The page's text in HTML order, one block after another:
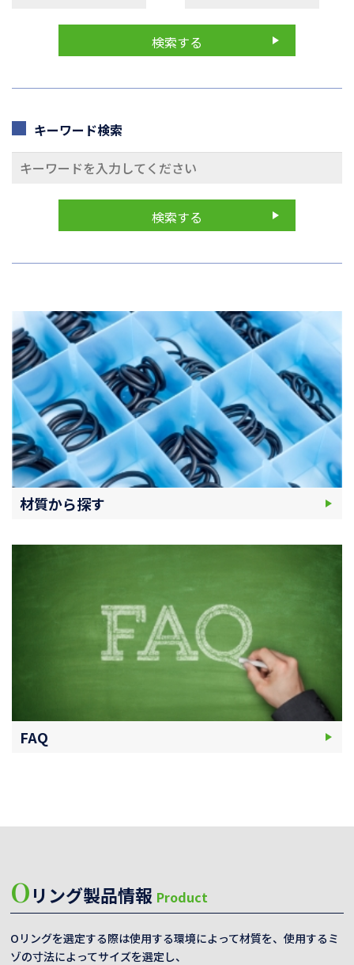
キーワード検索
材質から探す
FAQ
Oリング製品情報 Product
Oリングを選定する際は使用する環境によって材質を、使用するミ
ゾの寸法によってサイズを選定し、